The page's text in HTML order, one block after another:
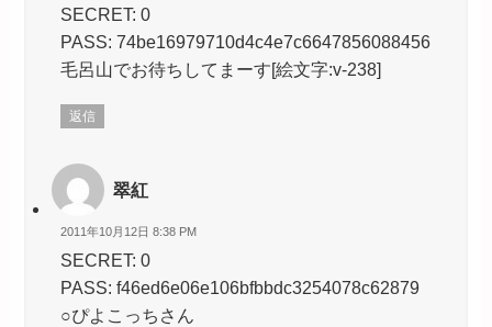
SECRET: 0
PASS: 74be16979710d4c4e7c6647856088456
毛呂山でお待ちしてまーす[絵文字:v-238]
返信
翠紅
2011年10月12日 8:38 PM
SECRET: 0
PASS: f46ed6e06e106bfbbdc3254078c62879
○ぴよこっちさん